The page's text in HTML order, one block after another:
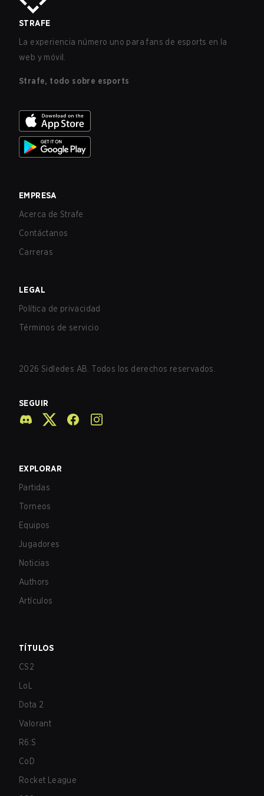
STRAFE
La experiencia número uno para fans de esports en la
web y móvil.
Strafe, todo sobre esports
EMPRESA
Acerca de Strafe
Contáctanos
Carreras
LEGAL
Política de privacidad
Términos de servicio
2026 Sidledes AB. Todos los derechos reservados.
SEGUIR
EXPLORAR
Partidas
Torneos
Equipos
Jugadores
Noticias
Authors
Artículos
TÍTULOS
CS2
LoL
Dota 2
Valorant
R6:S
CoD
Rocket League